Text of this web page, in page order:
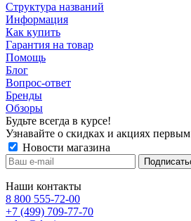
Структура названий
Информация
Как купить
Гарантия на товар
Помощь
Блог
Вопрос-ответ
Бренды
Обзоры
Будьте всегда в курсе!
Узнавайте о скидках и акциях первым
Новости магазина
Наши контакты
8 800 555-72-00
+7 (499) 709-77-70